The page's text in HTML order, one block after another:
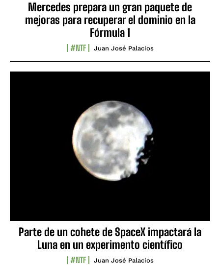
Mercedes prepara un gran paquete de
mejoras para recuperar el dominio en la
Fórmula 1
#NTF Juan José Palacios
Parte de un cohete de SpaceX impactará la
Luna en un experimento científico
#NTF Juan José Palacios